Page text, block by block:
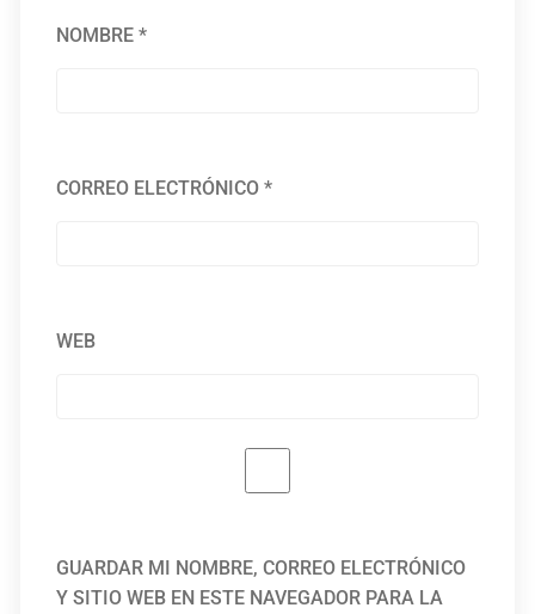
NOMBRE*
CORREO ELECTRÓNICO*
WEB
GUARDAR MI NOMBRE, CORREO ELECTRÓNICO
Y SITIO WEB EN ESTE NAVEGADOR PARA LA